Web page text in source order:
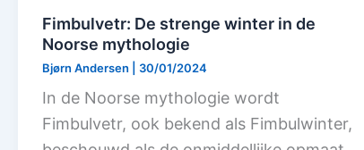
Fimbulvetr: De strenge winter in de
Noorse mythologie
Bjørn Andersen 30/01/2024
In de Noorse mythologie wordt
Fimbulvetr, ook bekend als Fimbulwinter,